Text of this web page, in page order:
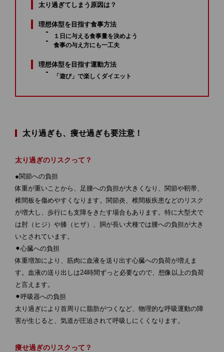
太り過ぎてしまう原因は？
理想体型を目指す食事方法
１日に与える食事量を決めよう
食事の与え方にも一工夫
理想体型を目指す運動方法
「遊び」で楽しくダイエット
太り過ぎも、痩せ過ぎも要注意！
太り過ぎのリスクって？
●関節への負担
体重が重いことから、足腰への負担が大きくなり、関節や靭帯、
椎間板を傷めやすくなります。関節炎、椎間板疾患などのリスク
が増大し、歩行にも支障をきたす場合もあります。特に大型犬で
は肘（ヒジ）や膝（ヒザ）、胴が長い犬種では腰への負担が大き
いとされています。
⚫︎心臓への負担
体重増加により、筋肉に血液を送り出す心臓への負荷が増えま
す。血液の送り出しは24時間ずっと必要なので、想像以上の負荷
と言えます。
⚫︎呼吸器への負担
太り過ぎにより首周りに脂肪がつくなど、物理的な呼吸運動の障
害が生じると、気道が圧迫されて呼吸しにくくなります。
痩せ過ぎのリスクって？